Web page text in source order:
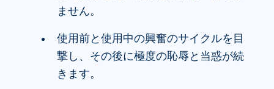
ません。
使用前と使用中の興奮のサイクルを目
撃し、その後に極度の恥辱と当惑が続
きます。